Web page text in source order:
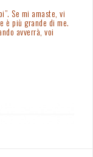
Se mi amaste, vi
è più grande di me.
avverrà, voi